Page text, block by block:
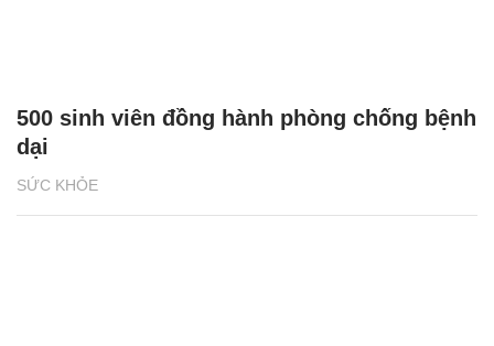
SỨC KHỎE
500 sinh viên đồng hành phòng chống bệnh
dại